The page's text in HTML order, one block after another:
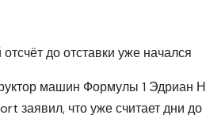
машин Формулы 1 Эдриан
заявил, что уже считает дни